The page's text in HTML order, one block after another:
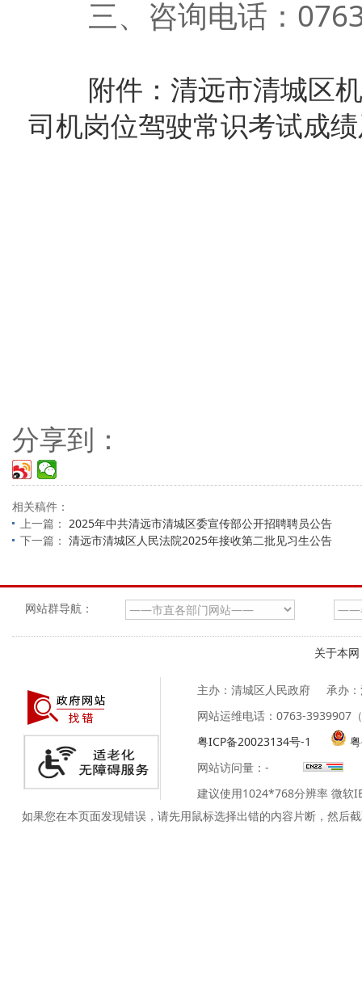
三、咨询电话：
附件：清远市清城区
司机岗位驾驶常识考试成
分享到：
相关稿件：
上一篇： 2025年中共清远市清城区委宣传部公开招聘聘员公告
下一篇： 清远市清城区人民法院2025年接收第二批见习生公告
网站群导航：
关于本网
主办：清城区人民政府
承办
网站运维电话：0763-3939907
粤ICP备20023134号-1
网站访问量： -
建议使用1024*768分辨率 微软
如果您在本页面发现错误，请先用鼠标选择出错的内容片断，然后